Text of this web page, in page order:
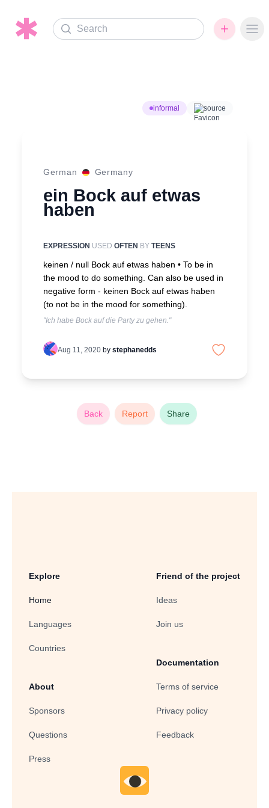
Search
informal source
German Germany
ein Bock auf etwas
haben
EXPRESSION USED OFTEN BY TEENS
keinen / null Bock auf etwas haben • To be in
the mood to do something. Can also be used in
negative form - keinen Bock auf etwas haben
(to not be in the mood for something).
"Ich habe Bock auf die Party zu gehen."
Aug 11, 2020 by stephanedds
Back Report Share
Explore
Home
Languages
Countries
About
Sponsors
Questions
Press
Friend of the project
Ideas
Join us
Documentation
Terms of service
Privacy policy
Feedback